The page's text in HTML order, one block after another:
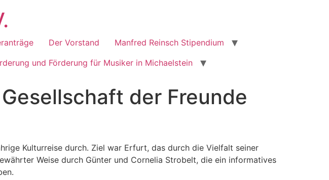
Der Vorstand
Manfred Reinsch Stipendium
und Förderung für Musiker in Michaelstein
der Freunde
Kulturreise durch. Ziel war Erfurt, das durch die Vielfalt seiner
Weise durch Günter und Cornelia Strobelt, die ein informatives